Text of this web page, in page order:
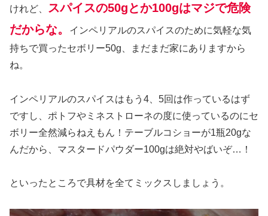
けれど、
スパイスの50gとか100gはマジで危険
だからな。
インペリアルのスパイスのために気軽な気
持ちで買ったセボリー50g、まだまだ家にありますから
ね。
インペリアルのスパイスはもう4、5回は作っているはず
ですし、ポトフやミネストローネの度に使っているのにセ
ボリー全然減らねえもん！テーブルコショーが1瓶20gな
んだから、マスタードパウダー100gは絶対やばいぞ…！
といったところで具材を全てミックスしましょう。